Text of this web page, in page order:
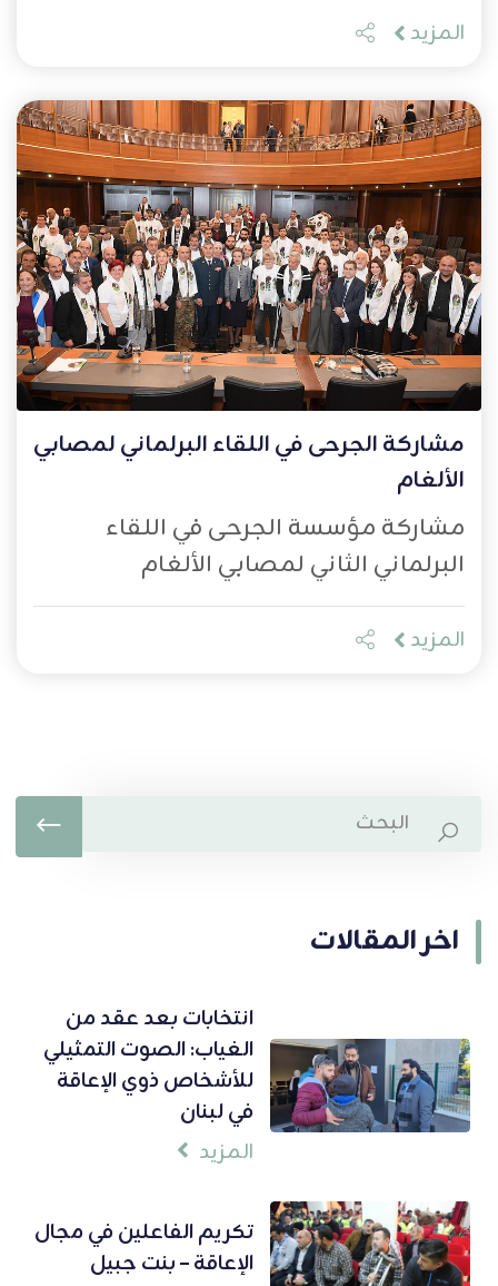
المزيد
مشاركة الجرحى في اللقاء البرلماني لمصابي
الألغام
مشاركة مؤسسة الجرحى في اللقاء
البرلماني الثاني لمصابي الألغام
المزيد
اخر المقالات
انتخابات بعد عقد من
الغياب: الصوت التمثيلي
للأشخاص ذوي الإعاقة
في لبنان
المزيد
تكريم الفاعلين في مجال
الإعاقة – بنت جبيل